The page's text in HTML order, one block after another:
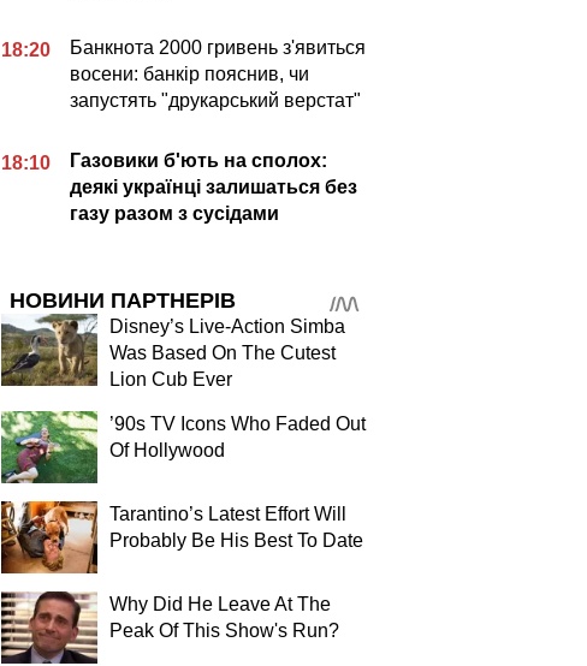
18:20
Банкнота 2000 гривень з'явиться
восени: банкір пояснив, чи
запустять "друкарський верстат"
18:10
Газовики б'ють на сполох:
деякі українці залишаться без
газу разом з сусідами
НОВИНИ ПАРТНЕРІВ
Disney’s Live-Action Simba
Was Based On The Cutest
Lion Cub Ever
’90s TV Icons Who Faded Out
Of Hollywood
Tarantino’s Latest Effort Will
Probably Be His Best To Date
Why Did He Leave At The
Peak Of This Show's Run?